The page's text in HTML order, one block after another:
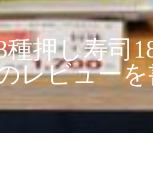
種押し寿司
レビュー